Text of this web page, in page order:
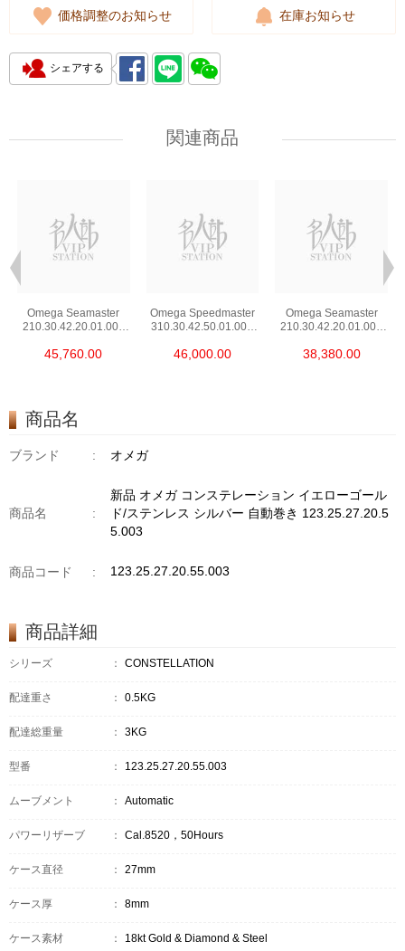
価格調整のお知らせ 在庫お知らせ
シェアする
関連商品
Omega Seamaster
210.30.42.20.01.002
Edition
45,760.00
Omega Speedmaster
310.30.42.50.01.001
46,000.00
Omega Seamaster
210.30.42.20.01.001
38,380.00
商品名
ブランド : オメガ
商品名 :
新品 オメガ コンステレーション イエローゴール
ド/ステンレス シルバー 自動巻き 123.25.27.20.5
5.003
商品コード : 123.25.27.20.55.003
商品詳細
シリーズ ： CONSTELLATION
配達重さ ： 0.5KG
配達総重量 ： 3KG
型番 ： 123.25.27.20.55.003
ムーブメント ： Automatic
パワーリザーブ ： Cal.8520，50Hours
ケース直径 ： 27mm
ケース厚 ： 8mm
ケース素材 ： 18kt Gold & Diamond & Steel